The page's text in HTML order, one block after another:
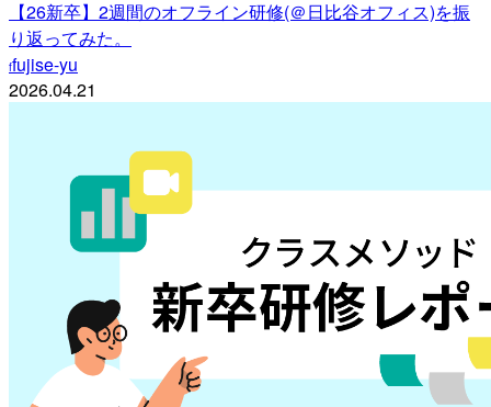
【26新卒】2週間のオフライン研修(＠日比谷オフィス)を振
り返ってみた。
ffujise-yu
2026.04.21